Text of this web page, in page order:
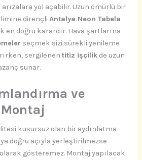
yol açabilir. Uzun ömürlü bir
dirençliAntalya Neon Tabela
doğru karardır. Hava şartlarına
seçmek sizi sürekli yenileme
sergilenentitiz işçilik de uzun
sunar.
ve
kusursuz olan bir aydınlatma
doğru açıyla yerleştirilmezse
gösteremez. Montaj yapılacak